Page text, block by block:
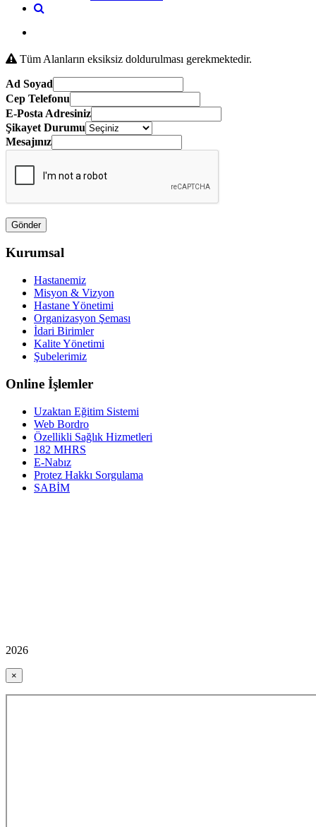
Tüm Alanların eksiksiz doldurulması gerekmektedir.
Ad Soyad
Cep Telefonu
E-Posta Adresiniz
Şikayet Durumu
Mesajınız
Kurumsal
Hastanemiz
Misyon & Vizyon
Hastane Yönetimi
Organizasyon Şeması
İdari Birimler
Kalite Yönetimi
Şubelerimiz
Online İşlemler
Uzaktan Eğitim Sistemi
Web Bordro
Özellikli Sağlık Hizmetleri
182 MHRS
E-Nabız
Protez Hakkı Sorgulama
SABİM
2026
×